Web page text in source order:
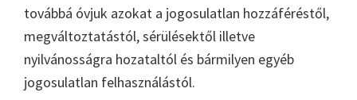
továbbá óvjuk azokat a jogosulatlan hozzáféréstől,
megváltoztatástól, sérülésektől illetve
nyilvánosságra hozataltól és bármilyen egyéb
jogosulatlan felhasználástól.